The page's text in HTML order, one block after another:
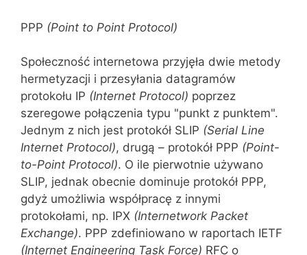
PPP (Point to Point Protocol)
Społeczność internetowa przyjęła dwie metody
hermetyzacji i przesyłania datagramów
protokołu IP (Internet Protocol) poprzez
szeregowe połączenia typu "punkt z punktem".
Jednym z nich jest protokół SLIP (Serial Line
Internet Protocol), drugą – protokół PPP (Point-
to-Point Protocol). O ile pierwotnie używano
SLIP, jednak obecnie dominuje protokół PPP,
gdyż umożliwia współpracę z innymi
protokołami, np. IPX (Internetwork Packet
Exchange). PPP zdefiniowano w raportach IETF
(Internet Engineering Task Force) RFC o